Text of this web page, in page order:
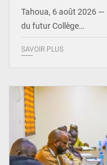
Tahoua, 6 août 2026 —
du futur Collège…
SAVOIR PLUS